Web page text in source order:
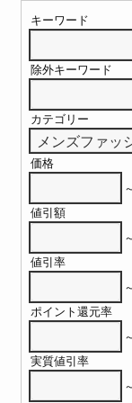
キーワード
除外キーワード
カテゴリー
価格
値引額
値引率
ポイント還元率
実質値引率